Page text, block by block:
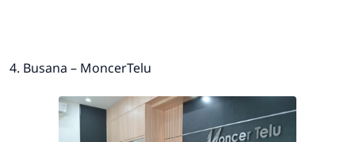
4. Busana – MoncerTelu